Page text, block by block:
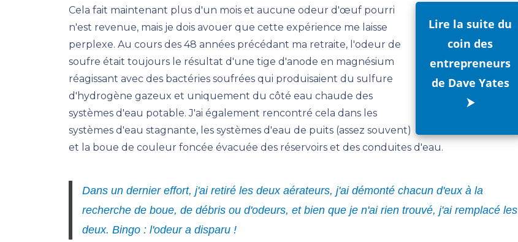
Lire la suite du
coin des
entrepreneurs
de Dave Yates
⮞
Cela fait maintenant plus d'un mois et aucune odeur d'œuf pourri
n'est revenue, mais je dois avouer que cette expérience me laisse
perplexe. Au cours des 48 années précédant ma retraite, l'odeur de
soufre était toujours le résultat d'une tige d'anode en magnésium
réagissant avec des bactéries soufrées qui produisaient du sulfure
d'hydrogène gazeux et uniquement du côté eau chaude des
systèmes d'eau potable. J'ai également rencontré cela dans les
systèmes d'eau stagnante, les systèmes d'eau de puits (assez souvent)
et la boue de couleur foncée évacuée des réservoirs et des conduites d'eau.
Dans un dernier effort, j'ai retiré les deux aérateurs, j'ai démonté chacun d'eux à la
recherche de boue, de débris ou d'odeurs, et bien que je n'ai rien trouvé, j'ai remplacé les
deux. Bingo : l'odeur a disparu !